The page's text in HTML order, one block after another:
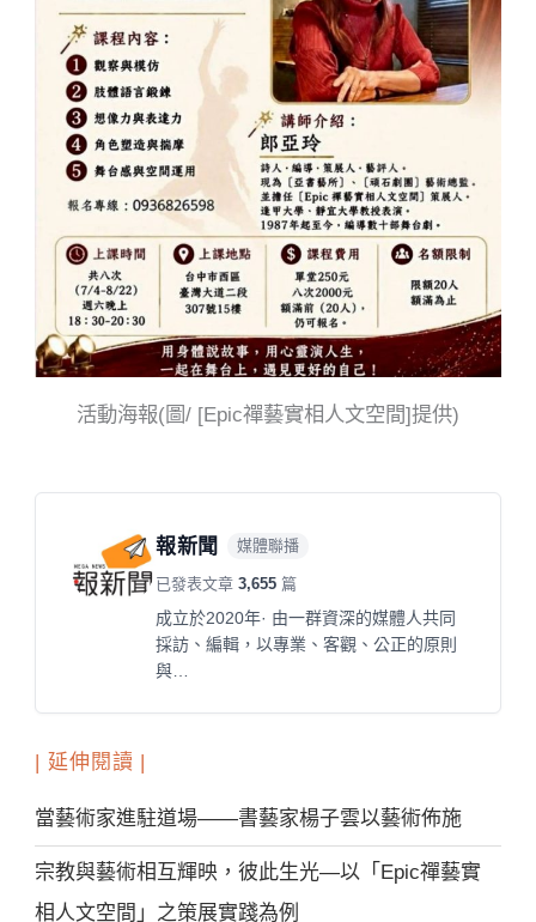
活動海報(圖/ [Epic禪藝實相人文空間]提供)
報新聞 媒體聯播
已發表文章3,655 篇
成立於2020年· 由一群資深的媒體人共同
採訪、編輯，以專業、客觀、公正的原則
與…
| 延伸閱讀 |
當藝術家進駐道場——書藝家楊子雲以藝術佈施
宗教與藝術相互輝映，彼此生光—以「Epic禪藝實
相人文空間」之策展實踐為例